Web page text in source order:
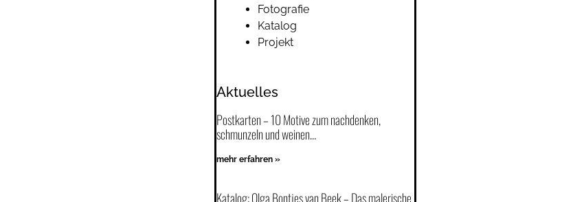
Fotografie
Katalog
Projekt
Aktuelles
Postkarten – 10 Motive zum nachdenken,
schmunzeln und weinen…
mehr erfahren »
Katalog: Olga Bontjes van Beek – Das malerische